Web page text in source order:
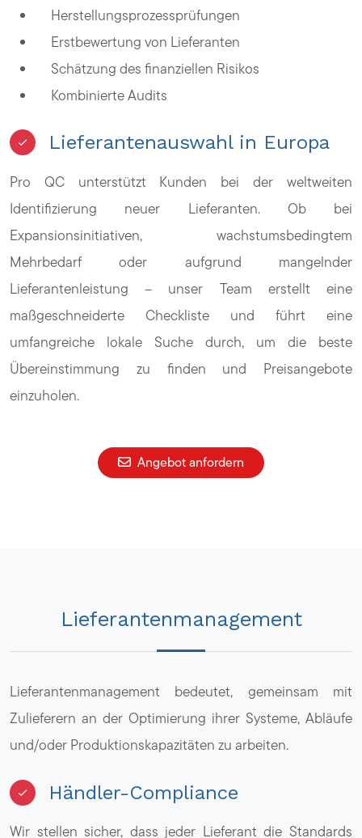
Herstellungsprozessprüfungen
Erstbewertung von Lieferanten
Schätzung des finanziellen Risikos
Kombinierte Audits
Lieferantenauswahl in Europa
Pro QC unterstützt Kunden bei der weltweiten
Identifizierung neuer Lieferanten. Ob bei
Expansionsinitiativen, wachstumsbedingtem
Mehrbedarf oder aufgrund mangelnder
Lieferantenleistung – unser Team erstellt eine
maßgeschneiderte Checkliste und führt eine
umfangreiche lokale Suche durch, um die beste
Übereinstimmung zu finden und Preisangebote
einzuholen.
Angebot anfordern
Lieferantenmanagement
Lieferantenmanagement bedeutet, gemeinsam mit
Zulieferern an der Optimierung ihrer Systeme, Abläufe
und/oder Produktionskapazitäten zu arbeiten.
Händler-Compliance
Wir stellen sicher, dass jeder Lieferant die Standards